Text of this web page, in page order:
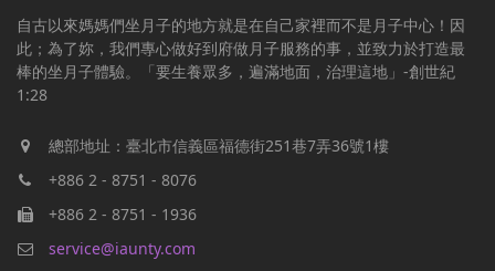
自古以來媽媽們坐月子的地方就是在自己家裡而不是月子中心！因
此；為了妳，我們專心做好到府做月子服務的事，並致力於打造最
棒的坐月子體驗。「要生養眾多，遍滿地面，治理這地」-創世紀
1:28
總部地址：臺北市信義區福德街251巷7弄36號1樓
+886 2 - 8751 - 8076
+886 2 - 8751 - 1936
service@iaunty.com